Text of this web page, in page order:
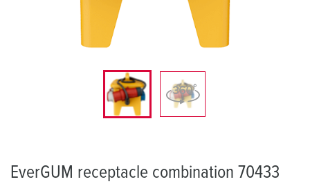
EverGUM receptacle combination 70433